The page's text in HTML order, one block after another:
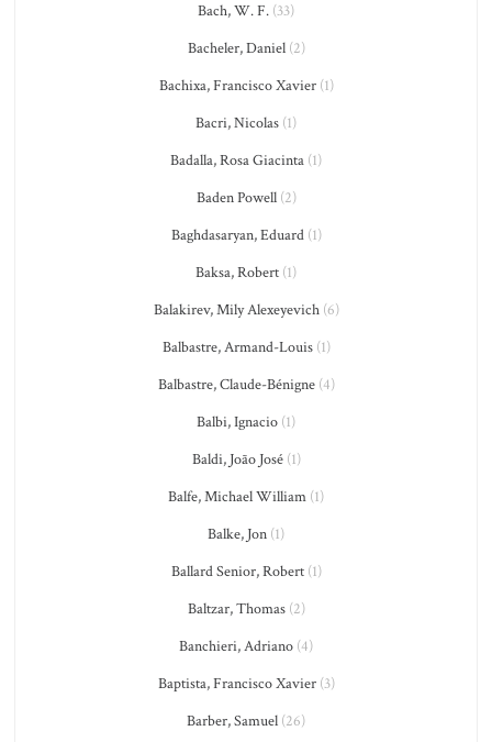
Bach, W. F. (33)
Bacheler, Daniel(2)
Bachixa, Francisco Xavier(1)
Bacri, Nicolas (1)
Badalla, Rosa Giacinta (1)
Baden Powell(2)
Baghdasaryan, Eduard(1)
Baksa, Robert (1)
Balakirev, Mily Alexeyevich(6)
Balbastre, Armand-Louis(1)
Balbastre, Claude-Bénigne(4)
Balbi, Ignacio (1)
Baldi, João José(1)
Balfe, Michael William (1)
Balke, Jon (1)
Ballard Senior, Robert(1)
Baltzar, Thomas(2)
Banchieri, Adriano (4)
Baptista, Francisco Xavier(3)
Barber, Samuel (26)